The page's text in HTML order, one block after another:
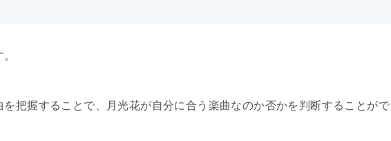
を把握することで、月光花が自分に合う楽曲なのか否かを判断することがで